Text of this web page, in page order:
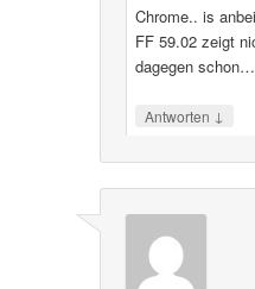
Chrome.. is
FF 59.02 zeigt
dagegen schon…
Antworten ↓